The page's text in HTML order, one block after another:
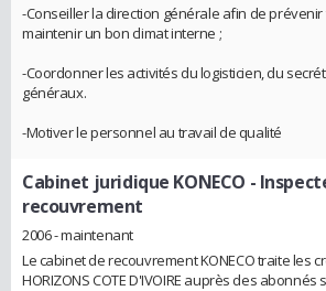
-Conseiller la direction générale afin de
maintenir un bon climat interne ;
-Coordonner les activités du logisticien, du
généraux.
-Motiver le personnel au travail de qualité
Cabinet juridique KONECO -
recouvrement
2006 - maintenant
Le cabinet de recouvrement KONECO traite les
HORIZONS COTE D'IVOIRE auprès des